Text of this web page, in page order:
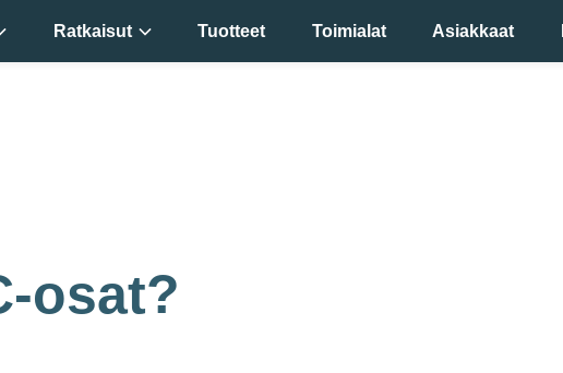
Ratkaisut Tuotteet Toimialat Asiakkaat
osat?